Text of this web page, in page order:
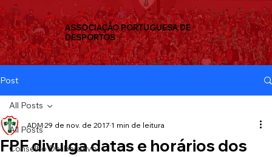
ASSOCIAÇÃO PORTUGUESA DE
DESPORTOS
Post
All Posts
Conselho Deliberativo
All Posts
FPF divulga datas e horários dos
ADM 29 de nov. de 2017 1 min de leitura